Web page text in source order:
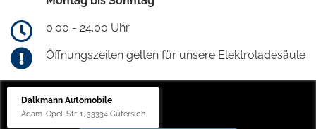
0.00 - 24.00 Uhr
Öffnungszeiten gelten für unsere Elektroladesäule
Dalkmann Automobile
Adam-Opel-Str. 1, 33334 Gütersloh